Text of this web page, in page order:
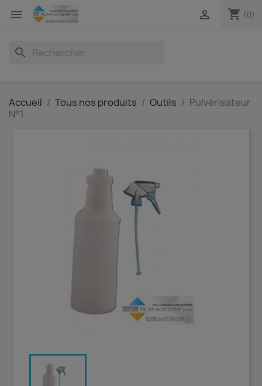
 shopping_cart (0)

search
Accueil Tous nos produits Outils
Pulvérisateur
N°1